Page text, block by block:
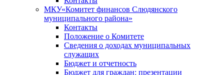
МКУ«Комитет финансов Слюдянского
муниципального района»
Контакты
Положение о Комитете
Сведения о доходах муниципальных
служащих
Бюджет и отчетность
Бюджет для граждан: презентации